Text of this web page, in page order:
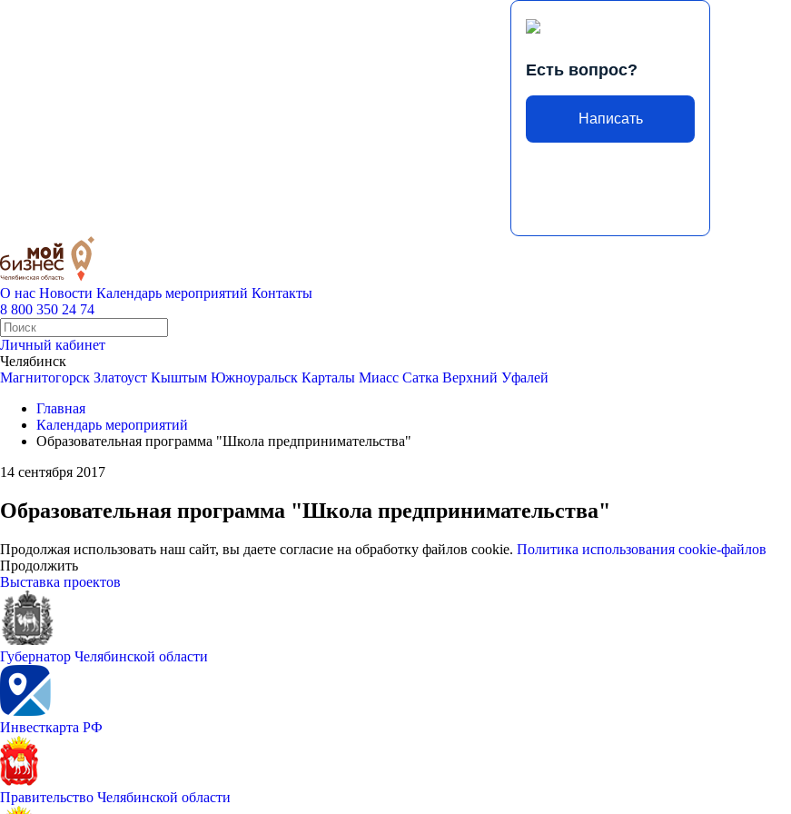
Есть вопрос?
Написать
О нас Новости Календарь мероприятий Контакты
8 800 350 24 74
Личный кабинет
Челябинск
Магнитогорск Златоуст Кыштым Южноуральск Карталы Миасс Сатка Верхний Уфалей
Главная
Календарь мероприятий
Образовательная программа "Школа предпринимательства"
14 сентября 2017
Образовательная программа "Школа предпринимательства"
Продолжая использовать наш сайт, вы даете согласие на обработку файлов cookie. Политика использования cookie-файлов
Продолжить
Выставка проектов
Губернатор Челябинской области
Инвесткарта РФ
Правительство Челябинской области